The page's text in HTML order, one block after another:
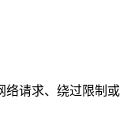
请求、绕过限制